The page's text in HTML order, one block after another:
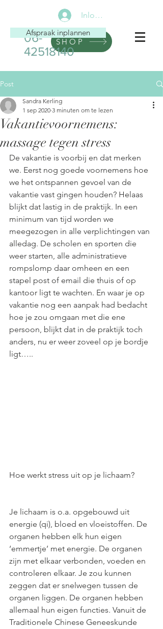
Inloggen
SHOP
06-
42518140
Afspraak inplannen
Post
Vakantievoornemens:
massage tegen stress
Sandra Kerling
1 sep 2020 3 minuten om te lezen
De vakantie is voorbij en dat merken
we. Eerst nog goede voornemens hoe
we het ontspannen gevoel van de
vakantie vast gingen houden? Helaas
blijkt dat lastig in de praktijk. In een
minimum van tijd worden we
meegezogen in alle verplichtingen van
alledag. De scholen en sporten die
weer starten, alle administratieve
rompslomp daar omheen en een
stapel post of email die thuis of op
kantoor ligt te wachten. En waar je op
vakantie nog een aanpak had bedacht
hoe je zou omgaan met die ene
persoon, blijkt dat in de praktijk toch
anders, nu er weer zoveel op je bordje
ligt…..
Hoe werkt stress uit op je lichaam?
Je lichaam is o.a. opgebouwd uit
energie (qi), bloed en vloeistoffen. De
organen hebben elk hun eigen
‘emmertje’ met energie. De organen
zijn met elkaar verbonden, voeden en
controleren elkaar. Je zou kunnen
zeggen dat er snelwegen tussen de
organen liggen. De organen hebben
allemaal hun eigen functies. Vanuit de
Traditionele Chinese Geneeskunde